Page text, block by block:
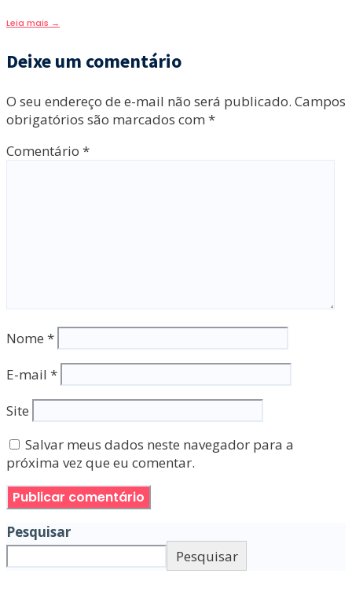
Leia mais →
Deixe um comentário
O seu endereço de e-mail não será publicado. Campos
obrigatórios são marcados com *
Comentário *
Nome *
E-mail *
Site
Salvar meus dados neste navegador para a
próxima vez que eu comentar.
Pesquisar
Pesquisar